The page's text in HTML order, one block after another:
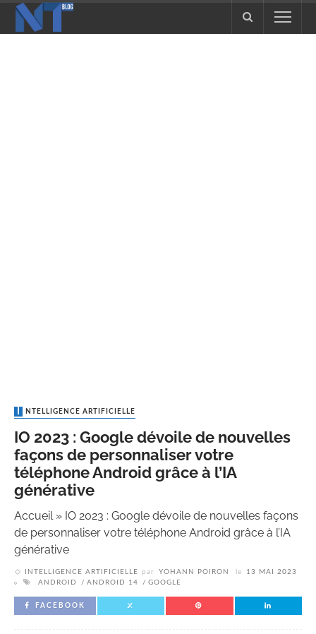
INTELLIGENCE ARTIFICIELLE
IO 2023 : Google dévoile de nouvelles
façons de personnaliser votre
téléphone Android grâce à l’IA
générative
Accueil» IO 2023 : Google dévoile de nouvelles façons
de personnaliser votre téléphone Android grâce à l’IA
générative
INTELLIGENCE ARTIFICIELLE par YOHANN POIRON le
13 MAI 2023
ANDROID
ANDROID 14 GOOGLE
FACEBOOK